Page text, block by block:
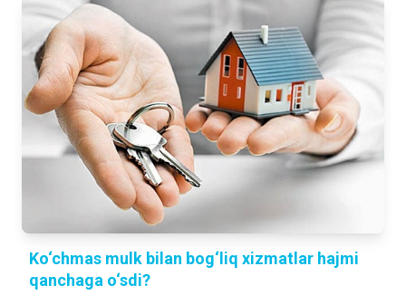
Ko‘chmas mulk bilan bog‘liq xizmatlar hajmi
qanchaga o‘sdi?